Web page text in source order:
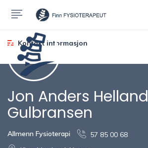
Kontakt informasjon
Jon Anders Helland
Gulbransen
Allmenn Fysioterapi
57 85 00 68